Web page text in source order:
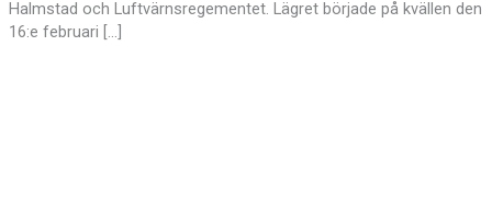
Halmstad och Luftvärnsregementet. Lägret började på kvällen den
16:e februari […]